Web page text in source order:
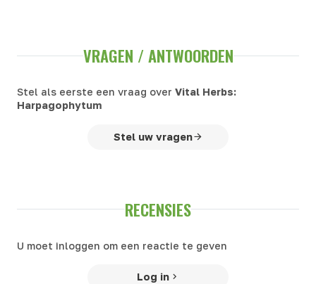
VRAGEN / ANTWOORDEN
Stel als eerste een vraag over Vital Herbs:
Harpagophytum
Stel uw vragen
RECENSIES
U moet inloggen om een reactie te geven
Log in